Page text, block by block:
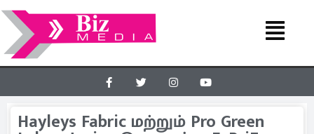
Hayleys Fabric மற்றும் Pro Green